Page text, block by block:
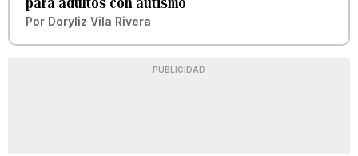
Por Doryliz Vila Rivera
PUBLICIDAD